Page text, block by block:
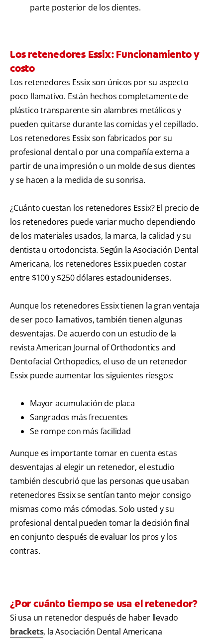
parte posterior de los dientes.
Los retenedores Essix: Funcionamiento y
costo
Los retenedores Essix son únicos por su aspecto
poco llamativo. Están hechos completamente de
plástico transparente sin alambres metálicos y
pueden quitarse durante las comidas y el cepillado.
Los retenedores Essix son fabricados por su
profesional dental o por una compañía externa a
partir de una impresión o un molde de sus dientes
y se hacen a la medida de su sonrisa.
¿Cuánto cuestan los retenedores Essix? El precio de
los retenedores puede variar mucho dependiendo
de los materiales usados, la marca, la calidad y su
dentista u ortodoncista. Según la Asociación Dental
Americana, los retenedores Essix pueden costar
entre $100 y $250 dólares estadounidenses.
Aunque los retenedores Essix tienen la gran ventaja
de ser poco llamativos, también tienen algunas
desventajas. De acuerdo con un estudio de la
revista American Journal of Orthodontics and
Dentofacial Orthopedics, el uso de un retenedor
Essix puede aumentar los siguientes riesgos:
Mayor acumulación de placa
Sangrados más frecuentes
Se rompe con más facilidad
Aunque es importante tomar en cuenta estas
desventajas al elegir un retenedor, el estudio
también descubrió que las personas que usaban
retenedores Essix se sentían tanto mejor consigo
mismas como más cómodas. Solo usted y su
profesional dental pueden tomar la decisión final
en conjunto después de evaluar los pros y los
contras.
¿Por cuánto tiempo se usa el retenedor?
Si usa un retenedor después de haber llevado
brackets, la Asociación Dental Americana